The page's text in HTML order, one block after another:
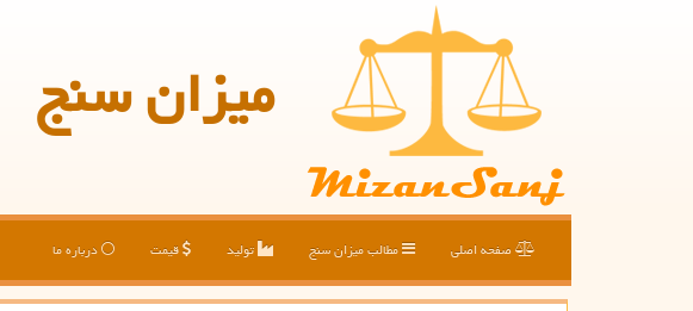
میزان سنج
صفحه اصلی مطالب میزان سنج تولید قیمت درباره ما